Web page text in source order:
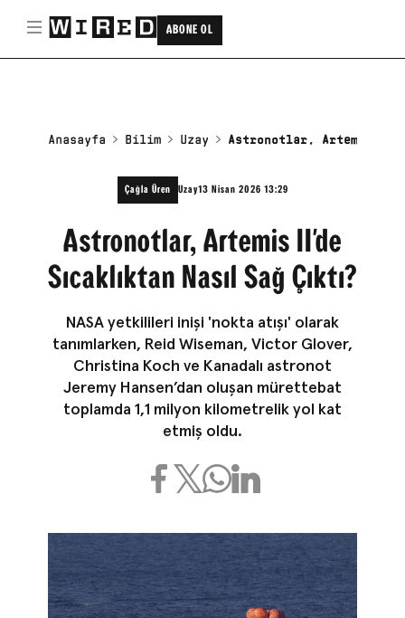
ABONE OL
Anasayfa Bilim Uzay Astronotlar, Artemis
Çağla Üren Uzay13 Nisan 2026 13:29
Astronotlar, Artemis II'de
Sıcaklıktan Nasıl Sağ Çıktı?
NASA yetkilileri inişi 'nokta atışı' olarak
tanımlarken, Reid Wiseman, Victor Glover,
Christina Koch ve Kanadalı astronot
Jeremy Hansen’dan oluşan mürettebat
toplamda 1,1 milyon kilometrelik yol kat
etmiş oldu.